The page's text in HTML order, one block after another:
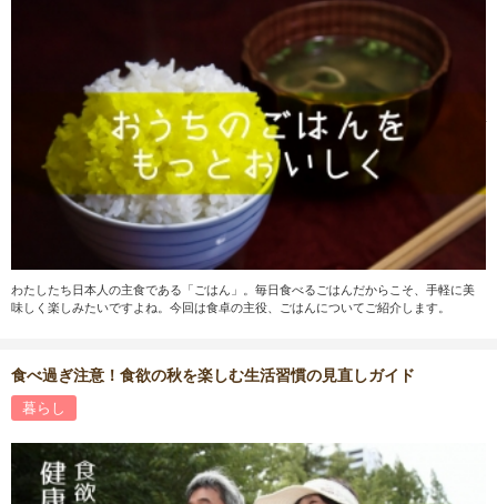
わたしたち日本人の主食である「ごはん」。毎日食べるごはんだからこそ、手軽に美
味しく楽しみたいですよね。今回は食卓の主役、ごはんについてご紹介します。
食べ過ぎ注意！食欲の秋を楽しむ生活習慣の見直しガイド
暮らし